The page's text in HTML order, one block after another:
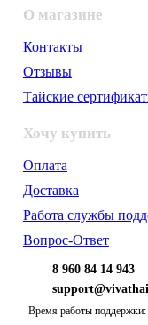
О магазине
Контакты
Отзывы
Тайские
Хочу купить
Оплата
Доставка
Работа службы
Вопрос-Ответ
8 960 84 14 943
Время работы